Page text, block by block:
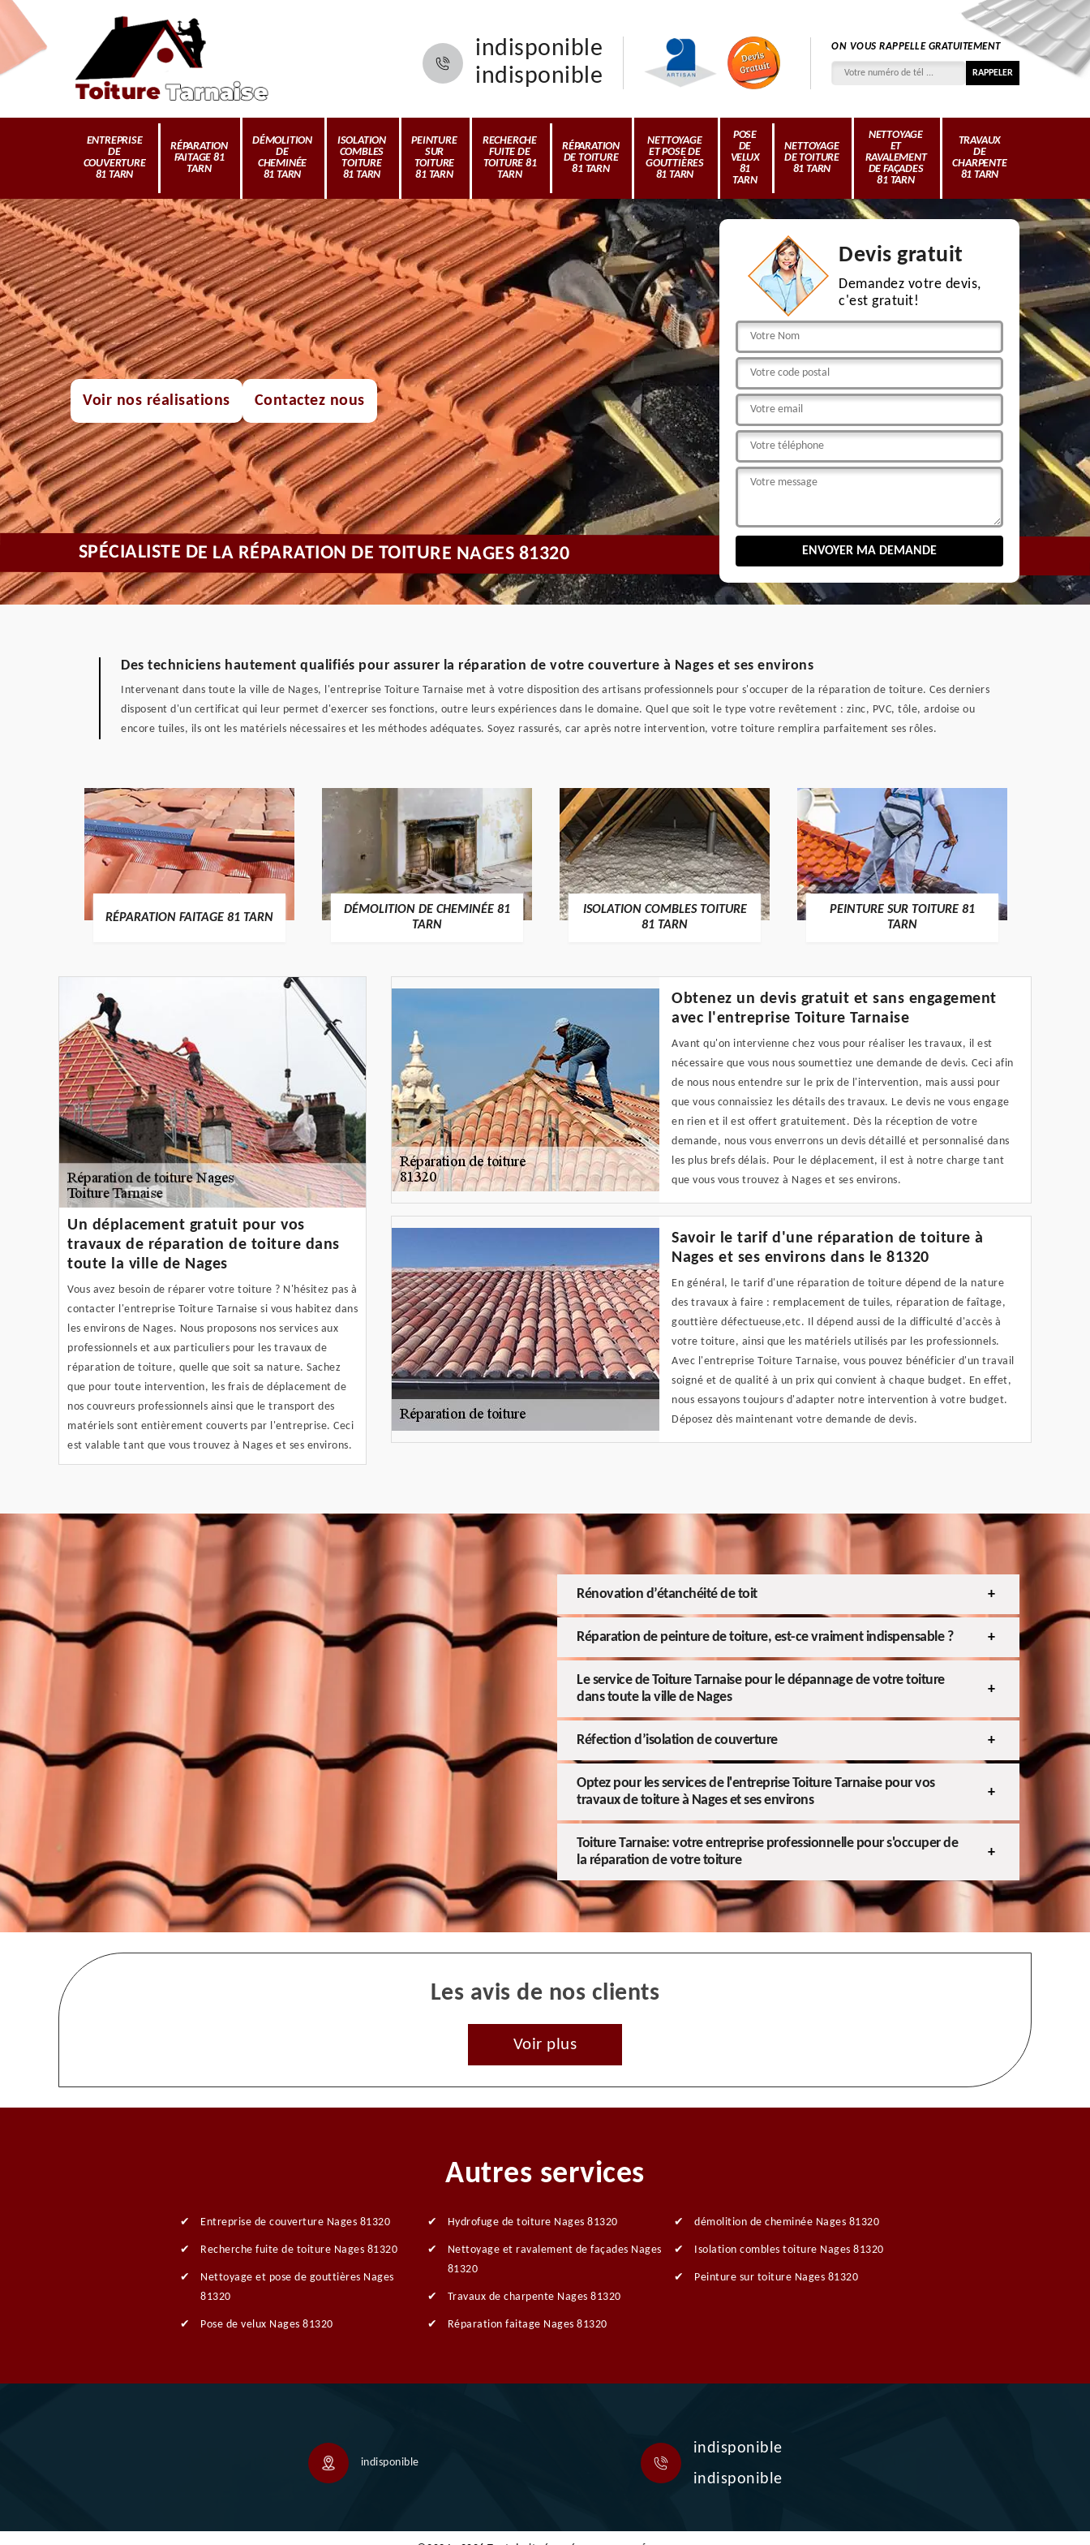
indisponible
indisponible
ON VOUS RAPPELLE GRATUITEMENT
ENTREPRISE
DE
COUVERTURE
81 TARN
RÉPARATION
FAITAGE 81
TARN
DÉMOLITION
DE
CHEMINÉE
81 TARN
ISOLATION
COMBLES
TOITURE
81 TARN
PEINTURE
SUR
TOITURE
81 TARN
RECHERCHE
FUITE DE
TOITURE 81
TARN
RÉPARATION
DE TOITURE
81 TARN
NETTOYAGE
ET POSE DE
GOUTTIÈRES
81 TARN
POSE
DE
VELUX
81
TARN
NETTOYAGE
DE TOITURE
81 TARN
NETTOYAGE
ET
RAVALEMENT
DE FAÇADES
81 TARN
TRAVAUX
DE
CHARPENTE
81 TARN
Voir nos réalisations Contactez nous
Devis gratuit
Demandez votre devis,
c'est gratuit!
SPÉCIALISTE DE LA RÉPARATION DE TOITURE NAGES 81320
Des techniciens hautement qualifiés pour assurer la réparation de votre couverture à Nages et ses environs
Intervenant dans toute la ville de Nages, l'entreprise Toiture Tarnaise met à votre disposition des artisans professionnels pour s'occuper de la réparation de toiture. Ces derniers
disposent d'un certificat qui leur permet d'exercer ses fonctions, outre leurs expériences dans le domaine. Quel que soit le type votre revêtement : zinc, PVC, tôle, ardoise ou
encore tuiles, ils ont les matériels nécessaires et les méthodes adéquates. Soyez rassurés, car après notre intervention, votre toiture remplira parfaitement ses rôles.
RÉPARATION FAITAGE 81 TARN
DÉMOLITION DE CHEMINÉE 81
TARN
ISOLATION COMBLES TOITURE
81 TARN
PEINTURE SUR TOITURE 81
TARN
Un déplacement gratuit pour vos
travaux de réparation de toiture dans
toute la ville de Nages
Vous avez besoin de réparer votre toiture ? N'hésitez pas à
contacter l'entreprise Toiture Tarnaise si vous habitez dans
les environs de Nages. Nous proposons nos services aux
professionnels et aux particuliers pour les travaux de
réparation de toiture, quelle que soit sa nature. Sachez
que pour toute intervention, les frais de déplacement de
nos couvreurs professionnels ainsi que le transport des
matériels sont entièrement couverts par l'entreprise. Ceci
est valable tant que vous trouvez à Nages et ses environs.
Obtenez un devis gratuit et sans engagement
avec l'entreprise Toiture Tarnaise
Avant qu'on intervienne chez vous pour réaliser les travaux, il est
nécessaire que vous nous soumettiez une demande de devis. Ceci afin
de nous nous entendre sur le prix de l'intervention, mais aussi pour
que vous connaissiez les détails des travaux. Le devis ne vous engage
en rien et il est offert gratuitement. Dès la réception de votre
demande, nous vous enverrons un devis détaillé et personnalisé dans
les plus brefs délais. Pour le déplacement, il est à notre charge tant
que vous vous trouvez à Nages et ses environs.
Savoir le tarif d'une réparation de toiture à
Nages et ses environs dans le 81320
En général, le tarif d'une réparation de toiture dépend de la nature
des travaux à faire : remplacement de tuiles, réparation de faîtage,
gouttière défectueuse,etc. Il dépend aussi de la difficulté d'accès à
votre toiture, ainsi que les matériels utilisés par les professionnels.
Avec l'entreprise Toiture Tarnaise, vous pouvez bénéficier d'un travail
soigné et de qualité à un prix qui convient à chaque budget. En effet,
nous essayons toujours d'adapter notre intervention à votre budget.
Déposez dès maintenant votre demande de devis.
Rénovation d’étanchéité de toit
Réparation de peinture de toiture, est-ce vraiment indispensable ?
Le service de Toiture Tarnaise pour le dépannage de votre toiture
dans toute la ville de Nages
Réfection d’isolation de couverture
Optez pour les services de l'entreprise Toiture Tarnaise pour vos
travaux de toiture à Nages et ses environs
Toiture Tarnaise: votre entreprise professionnelle pour s'occuper de
la réparation de votre toiture
Les avis de nos clients
Voir plus
Autres services
Entreprise de couverture Nages 81320
Recherche fuite de toiture Nages 81320
Nettoyage et pose de gouttières Nages
81320
Pose de velux Nages 81320
Hydrofuge de toiture Nages 81320
Nettoyage et ravalement de façades Nages
81320
Travaux de charpente Nages 81320
Réparation faitage Nages 81320
démolition de cheminée Nages 81320
Isolation combles toiture Nages 81320
Peinture sur toiture Nages 81320
indisponible
indisponible
indisponible